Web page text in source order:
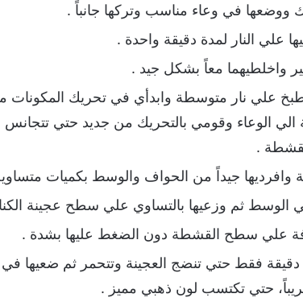
ووضعها في وعاء مناسب وتركها جانباً .
النار لمدة دقيقة واحدة .
واخلطيهما معاً بشكل جيد .
الوعاء وقومي بالتحريك من جديد حتي تتجانس
.
وافرديها جيداً من الحواف والوسط بكميات
ثم وزعيها بالتساوي علي سطح عجينة
علي سطح القشطة دون الضغط عليها بشدة .
ضعي الصينية في الفرن لمدة 10 الي 50 دقيقة فقط حتي تنضج العجينة